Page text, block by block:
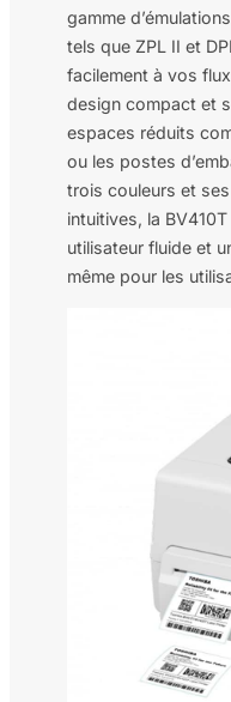
gamme
tels que ZPL II et
facilement à vos
design compact et
espaces réduits
ou les postes
trois couleurs et
intuitives, la
utilisateur fluide et
même pour les